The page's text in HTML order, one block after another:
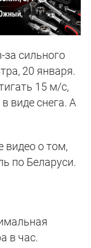
сильного
20 января.
15 м/с,
виде снега. А
видео о том,
по Беларуси.
в час.